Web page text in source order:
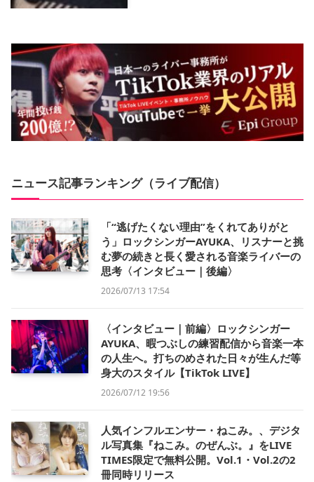
ニュース記事ランキング（ライブ配信）
「“逃げたくない理由”をくれてありがと
う」ロックシンガーAYUKA、リスナーと挑
む夢の続きと長く愛される音楽ライバーの
思考〈インタビュー｜後編〉
2026/07/13 17:54
〈インタビュー｜前編〉ロックシンガー
AYUKA、暇つぶしの練習配信から音楽一本
の人生へ。打ちのめされた日々が生んだ等
身大のスタイル【TikTok LIVE】
2026/07/12 19:56
人気インフルエンサー・ねこみ。、デジタ
ル写真集『ねこみ。のぜんぶ。』をLIVE
TIMES限定で無料公開。Vol.1・Vol.2の2
冊同時リリース